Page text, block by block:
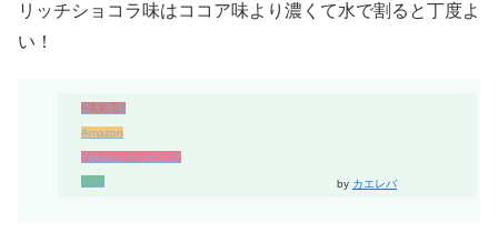
リッチショコラ味はココア味より濃くて水で割ると丁度よ
い！
楽天市場
Amazon
Yahooショッピング
7net
by カエレバ